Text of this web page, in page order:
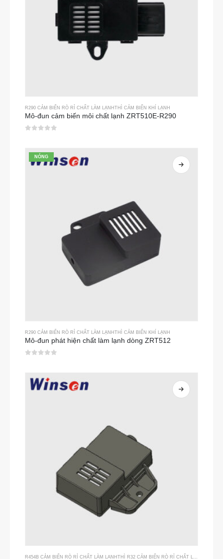
R290 CẢM BIẾN RÒ RỈ CHẤT LÀM LẠNH THÌ CẢM BIẾN KHÍ LẠNH
Mô-đun cảm biến môi chất lạnh ZRT510E-R290
NÓNG
R290 CẢM BIẾN RÒ RỈ CHẤT LÀM LẠNH THÌ CẢM BIẾN KHÍ LẠNH
Mô-đun phát hiện chất làm lạnh dòng ZRT512
R454B CẢM BIẾN RÒ RỈ CHẤT LÀM LẠNH THÌ R32 CẢM BIẾN RÒ RỈ CHẤT LÀM LẠNH